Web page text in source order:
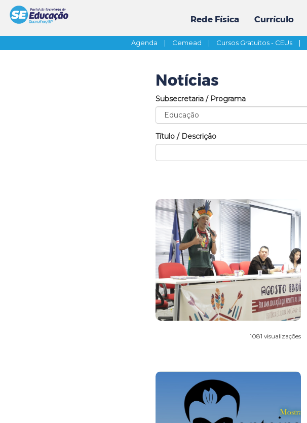
Rede Física Currículo
Agenda | Cemead | Cursos Gratuitos - CEUs |
Notícias
Subsecretaria / Programa
Título / Descrição
1081 visualizações